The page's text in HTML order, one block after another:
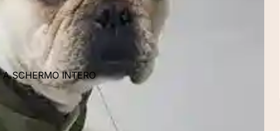
SCHERMO INTERO